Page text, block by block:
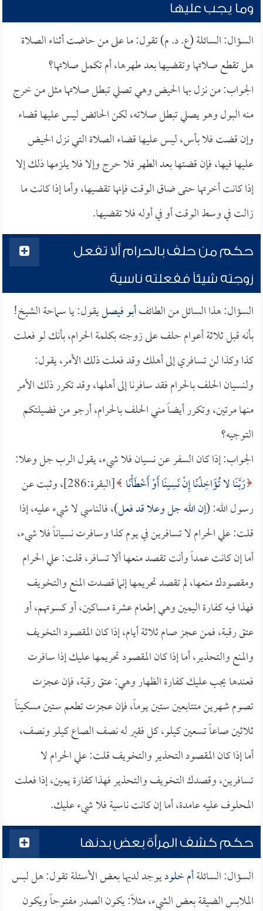
وما يجب عليها
السؤال: السائلة (ع. د. م) تقول: ما على من حاضت أثناء الصلاة
هل تقطع صلاتها وتقضيها بعد طهرها، أم تكمل صلاتها؟
الجواب: من نزل بها الحيض وهي تصلي تبطل صلاتها مثل من خرج
منه البول وهو يصلي تبطل صلاته، لكن الحائض ليس عليها قضاء
وإن قضت فلا بأس، ليس عليها قضاء الصلاة التي نزل الحيض
عليها فيها، فإن قضتها بعد الطهر فلا حرج وإلا فلا يلزمها ذلك إلا
إذا كانت أخرتها حتى ضاق الوقت فإنها تقضيها، وأما إذا كانت ما
زالت في وسط الوقت أو في أوله فلا تقضيها.
حكم من حلف بالحرام ألا تفعل
زوجته شيئاً ففعلته ناسية
السؤال: هذا السائل من الطائفأبو فيصليقول: يا سماحة الشيخ!
بأنه قبل ثلاثة أعوام حلف على زوجته بكلمة الحرام، بأنك لو فعلت
كذا وكذا لن تسافري إلى أهلك وقد فعلت ذلك الأمر، يقول:
ولنسيان الحلف بالحرام فقد سافرنا إلى أهلها، وقد تكرر ذلك الأمر
منها مرتين، وتكرر أيضاً مني الحلف بالحرام، أرجو من فضيلتكم
التوجيه؟
الجواب: إذا كان السفر عن نسيان فلا شيء، يقول الرب جل وعلا:
رَبَّنَا لا تُؤَاخِذْنَا إِنْ نَسِينَا أَوْ أَخْطَأْنَا
[البقرة:286]، وثبت عن
رسول الله: (إن الله جل وعلا قد فعل)، فالناسي لا شيء عليه، إذا
قلت: علي الحرام لا تسافرين في يوم كذا وسافرت نسياناً فلا شيء،
أما إن كانت عمداً وأنت تقصد منعها ألا تسافر، قلت: علي الحرام
ومقصودك منعها، لم تقصد تحريمها إنما قصدت المنع والتخويف
فهذا فيه كفارة اليمين وهي إطعام عشرة مساكين، أو كسوتهم، أو
عتق رقبة، فمن عجز صام ثلاثة أيام، إذا كان المقصود التخويف
والمنع والتحذير، أما إذا كان المقصود تحريمها عليك إذا سافرت
فعندها يجب عليك كفارة الظهار وهي: عتق رقبة، فإن عجزت
تصوم شهرين متتابعين ستين يوماً، فإن عجزت تطعم ستين مسكيناً
ثلاثين صاعاً تسعين كيلو، كل فقير له نصف الصاع كيلو ونصف،
أما إذا كان المقصود التحذير والتخويف قلت: علي الحرام لا
تسافرين، وقصدك التخويف والتحذير فهذا كفارة يمين، إذا فعلت
المحلوف عليه عامدة، أما إن كانت ناسية فلا شيء عليك.
حكم كشف المرأة بعض بدنها
السؤال: السائلةأم خلوديوجد لديها بعض الأسئلة تقول: هل لبس
الملابس الضيقة بعض الشيء، مثلاً: يكون الصدر مفتوحاً ويكون